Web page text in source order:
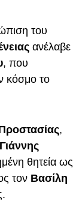
του
ανέλαβε
, που
κόσμο το
,
Γιάννης
θητεία ως
τον Βασίλη